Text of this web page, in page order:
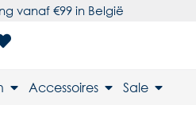
vanaf €99 in België
Accessoires Sale